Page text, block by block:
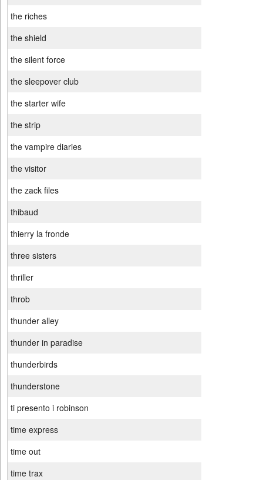
the riches
the shield
the silent force
the sleepover club
the starter wife
the strip
the vampire diaries
the visitor
the zack files
thibaud
thierry la fronde
three sisters
thriller
throb
thunder alley
thunder in paradise
thunderbirds
thunderstone
ti presento i robinson
time express
time out
time trax